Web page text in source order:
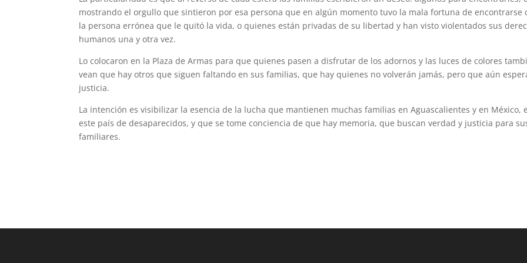
mostrando el orgullo que sintieron por esa persona que en algún momento tuvo la mala fortuna de encontrarse
la persona errónea que le quitó la vida, o quienes están privadas de su libertad y han visto violentados sus
humanos una y otra vez.
Lo colocaron en la Plaza de Armas para que quienes pasen a disfrutar de los adornos y las luces de colores
vean que hay otros que siguen faltando en sus familias, que hay quienes no volverán jamás, pero que aún
justicia.
La intención es visibilizar la esencia de la lucha que mantienen muchas familias en Aguascalientes y en México,
este país de desaparecidos, y que se tome conciencia de que hay memoria, que buscan verdad y justicia para
familiares.